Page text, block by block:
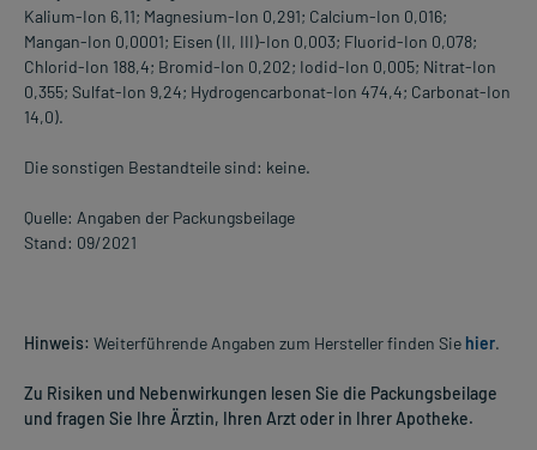
Kalium-Ion 6,11; Magnesium-Ion 0,291; Calcium-Ion 0,016;
Mangan-Ion 0,0001; Eisen (II, III)-Ion 0,003; Fluorid-Ion 0,078;
Chlorid-Ion 188,4; Bromid-Ion 0,202; Iodid-Ion 0,005; Nitrat-Ion
0,355; Sulfat-Ion 9,24; Hydrogencarbonat-Ion 474,4; Carbonat-Ion
14,0).
Die sonstigen Bestandteile sind: keine.
Quelle: Angaben der Packungsbeilage
Stand: 09/2021
Hinweis: Weiterführende Angaben zum Hersteller finden Sie hier.
Zu Risiken und Nebenwirkungen lesen Sie die Packungsbeilage
und fragen Sie Ihre Ärztin, Ihren Arzt oder in Ihrer Apotheke.